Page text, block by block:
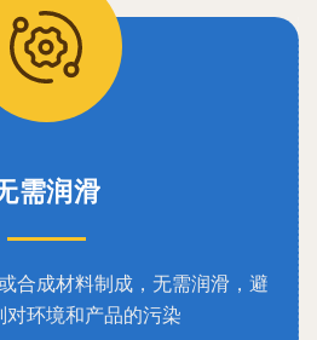
需润滑
合成材料制成，无需润滑，避
对环境和产品的污染